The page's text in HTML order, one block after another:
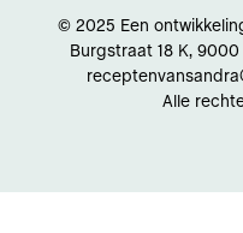
© 2025 Een
Burgstraat 18 K, 9000
Alle